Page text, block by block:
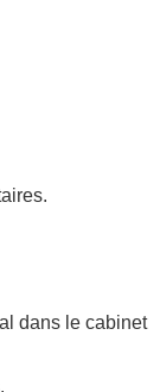
dans le cabinet